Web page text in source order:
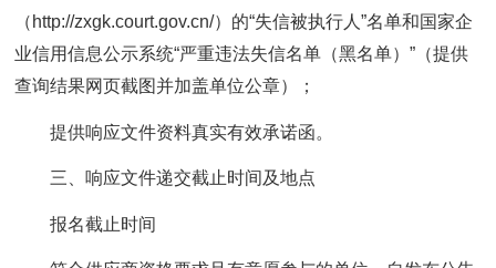
（http://zxgk.court.gov.cn/）的“失信被执行人”名单和国家企
业信用信息公示系统“严重违法失信名单（黑名单）”（提供
查询结果网页截图并加盖单位公章）；
提供响应文件资料真实有效承诺函。
三、响应文件递交截止时间及地点
报名截止时间